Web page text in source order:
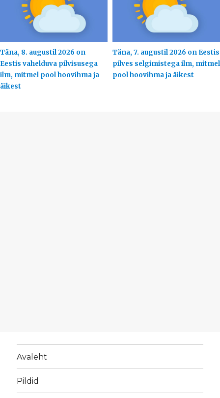
Täna, 8. augustil 2026 on
Eestis vahelduva pilvisusega
ilm, mitmel pool hoovihma ja
äikest
Täna, 7. augustil 2026 on Eestis
pilves selgimistega ilm, mitmel
pool hoovihma ja äikest
Avaleht
Pildid